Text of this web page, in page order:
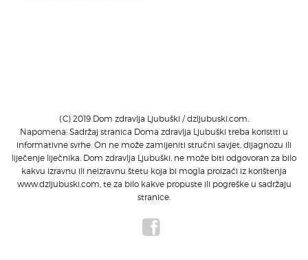
(C) 2019 Dom zdravlja Ljubuški / dzljubuski.com.
Napomena: Sadržaj stranica Doma zdravlja Ljubuški treba koristiti u
informativne svrhe. On ne može zamijeniti stručni savjet, dijagnozu ili
liječenje liječnika. Dom zdravlja Ljubuški, ne može biti odgovoran za bilo
kakvu izravnu ili neizravnu štetu koja bi mogla proizaći iz korištenja
www.dzljubuski.com, te za bilo kakve propuste ili pogreške u sadržaju
stranice.